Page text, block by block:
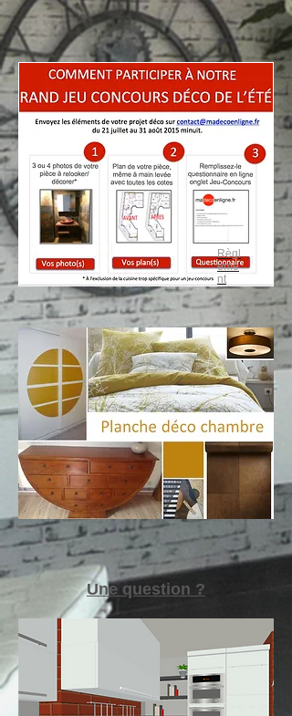
Règl
eme
nt
Une question ?